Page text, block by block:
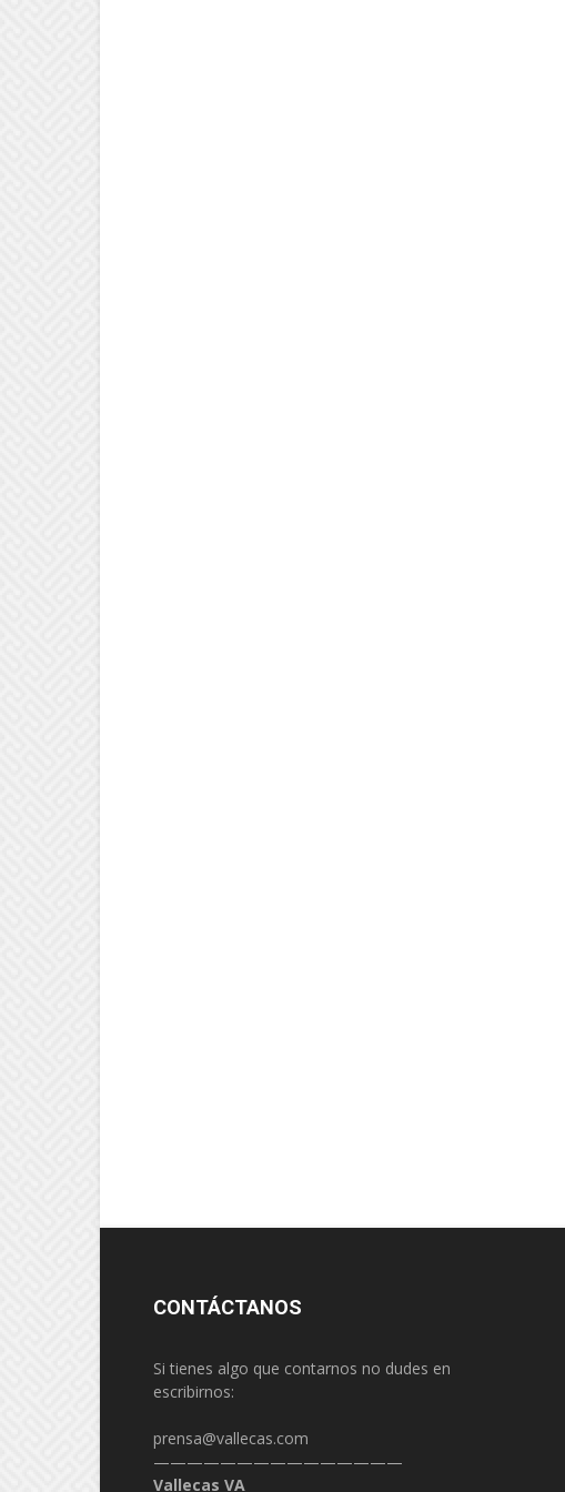
CONTÁCTANOS
Si tienes algo que contarnos no dudes en
escribirnos:
prensa@vallecas.com
———————————————
Vallecas VA